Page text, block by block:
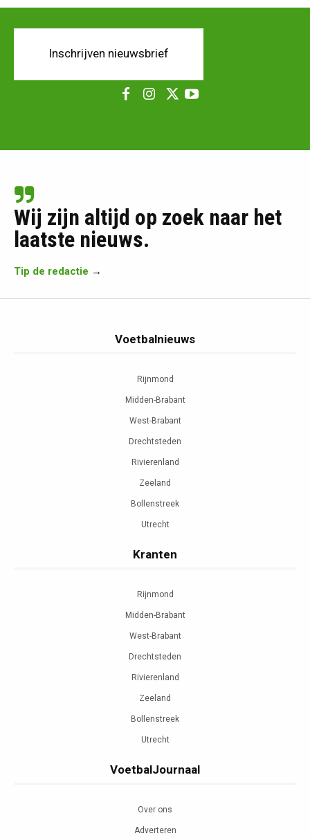
Inschrijven nieuwsbrief
Wij zijn altijd op zoek naar het
laatste nieuws.
Tip de redactie →
Voetbalnieuws
Rijnmond
Midden-Brabant
West-Brabant
Drechtsteden
Rivierenland
Zeeland
Bollenstreek
Utrecht
Kranten
Rijnmond
Midden-Brabant
West-Brabant
Drechtsteden
Rivierenland
Zeeland
Bollenstreek
Utrecht
VoetbalJournaal
Over ons
Adverteren